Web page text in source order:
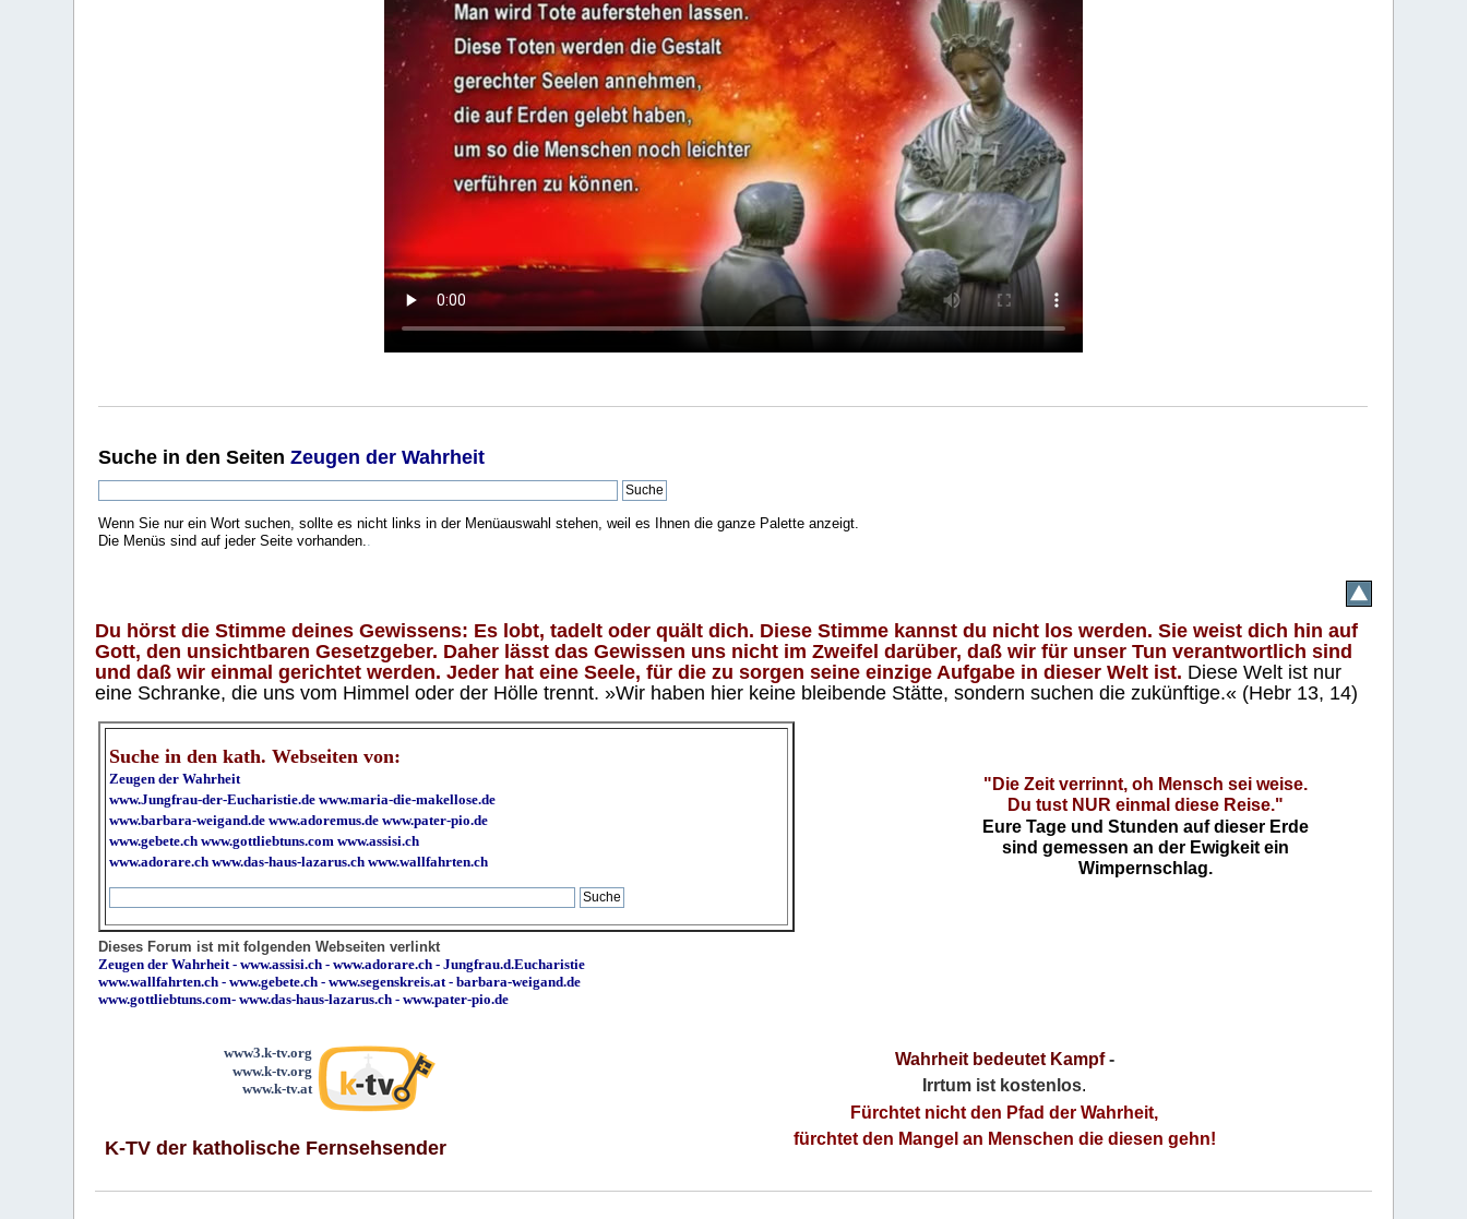
Suche in den SeitenZeugen der Wahrheit
Wenn Sie nur ein Wort suchen, sollte es nicht links in der Menüauswahl stehen, weil es Ihnen die ganze Palette anzeigt.
Die Menüs sind auf jeder Seite vorhanden.
Du hörst die Stimme deines Gewissens: Es lobt, tadelt oder quält dich. Diese Stimme kannst du nicht los werden. Sie weist dich hin auf
Gott, den unsichtbaren Gesetzgeber. Daher lässt das Gewissen uns nicht im Zweifel darüber, daß wir für unser Tun verantwortlich sind
und daß wir einmal gerichtet werden. Jeder hat eine Seele, für die zu sorgen seine einzige Aufgabe in dieser Welt ist. Diese Welt ist nur
eine Schranke, die uns vom Himmel oder der Hölle trennt. »Wir haben hier keine bleibende Stätte, sondern suchen die zukünftige.« (Hebr 13, 14)
Suche in den kath. Webseiten von:
Zeugen der Wahrheit
www.Jungfrau-der-Eucharistie.de www.maria-die-makellose.de
www.barbara-weigand.de www.adoremus.de www.pater-pio.de
www.gebete.ch www.gottliebtuns.com www.assisi.ch
www.adorare.ch www.das-haus-lazarus.ch www.wallfahrten.ch
"Die Zeit verrinnt, oh Mensch sei weise.
Du tust NUR einmal diese Reise."
Eure Tage und Stunden auf dieser Erde
sind gemessen an der Ewigkeit ein
Wimpernschlag.
Dieses Forum ist mit folgenden Webseiten verlinkt
Zeugen der Wahrheit -www.assisi.ch -www.adorare.ch -Jungfrau.d.Eucharistie
www.wallfahrten.ch -www.gebete.ch -www.segenskreis.at -barbara-weigand.de
www.gottliebtuns.com-www.das-haus-lazarus.ch - www.pater-pio.de
www3.k-tv.org
www.k-tv.org
www.k-tv.at
K-TV der katholische Fernsehsender
Wahrheit bedeutet Kampf-
Irrtum ist kostenlos.
Fürchtet nicht den Pfad der Wahrheit,
fürchtet den Mangel an Menschen die diesen gehn!